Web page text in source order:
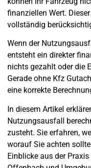
finanziellen Wert.
vollständig
Wenn der
entsteht ein direkter
nichts gezahlt oder die
Gerade ohne Kfz
eine korrekte
In diesem Artikel
Nutzungsausfall
zusteht. Sie erfahren,
worauf Sie achten
Einblicke aus der